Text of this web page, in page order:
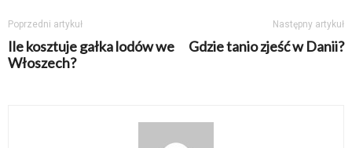
Poprzedni artykuł
Ile kosztuje gałka lodów we
Włoszech?
Następny artykuł
Gdzie tanio zjeść w Danii?